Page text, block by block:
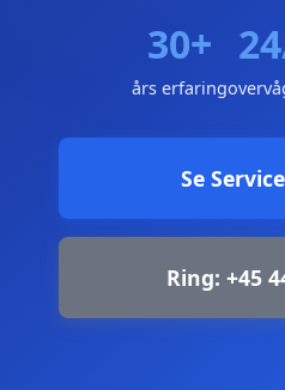
30+
års erfaring
Se
Ring: +45